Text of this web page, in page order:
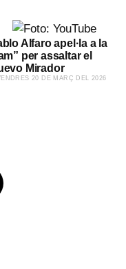
Alfaro apel·la a la
per assaltar el
Mirador
20 DE MARÇ DEL 2026